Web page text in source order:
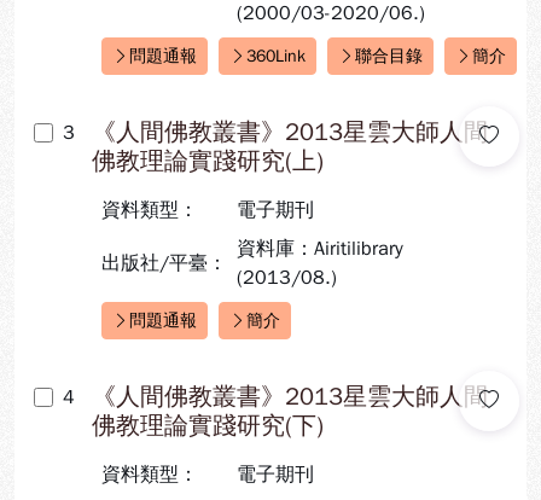
(2000/03-2020/06.)
快速連結：
問題通報 360Link 聯合目錄 簡介
3
《人間佛教叢書》2013星雲大師人間
佛教理論實踐研究(上)
資料類型： 電子期刊
出版社/平臺：
資料庫：Airitilibrary
(2013/08.)
快速連結：
問題通報 簡介
4
《人間佛教叢書》2013星雲大師人間
佛教理論實踐研究(下)
資料類型： 電子期刊